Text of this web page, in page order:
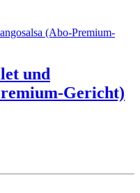
und
Gericht)